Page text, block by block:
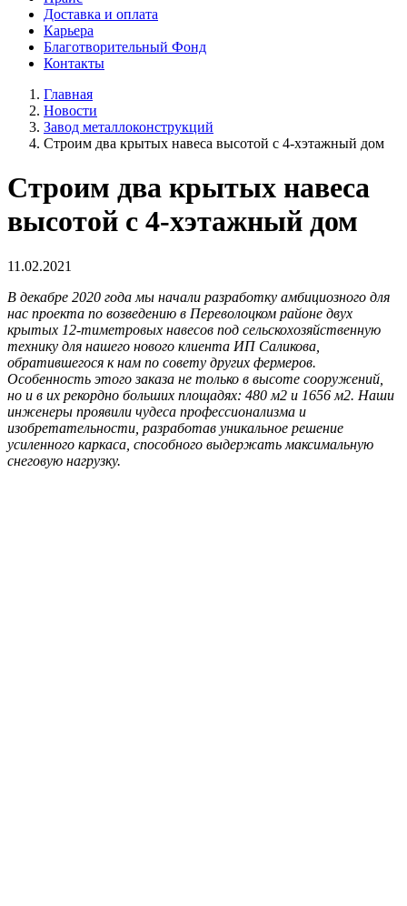
Доставка и оплата
Карьера
Благотворительный Фонд
Контакты
Главная
Новости
Завод металлоконструкций
Строим два крытых навеса высотой с 4-хэтажный дом
Строим два крытых навеса
высотой с 4-хэтажный дом
11.02.2021
В декабре 2020 года мы начали разработку амбициозного для
нас проекта по возведению в Переволоцком районе двух
крытых 12-тиметровых навесов под сельскохозяйственную
технику для нашего нового клиента ИП Саликова,
обратившегося к нам по совету других фермеров.
Особенность этого заказа не только в высоте сооружений,
но и в их рекордно больших площадях: 480 м2 и 1656 м2. Наши
инженеры проявили чудеса профессионализма и
изобретательности, разработав уникальное решение
усиленного каркаса, способного выдержать максимальную
снеговую нагрузку.